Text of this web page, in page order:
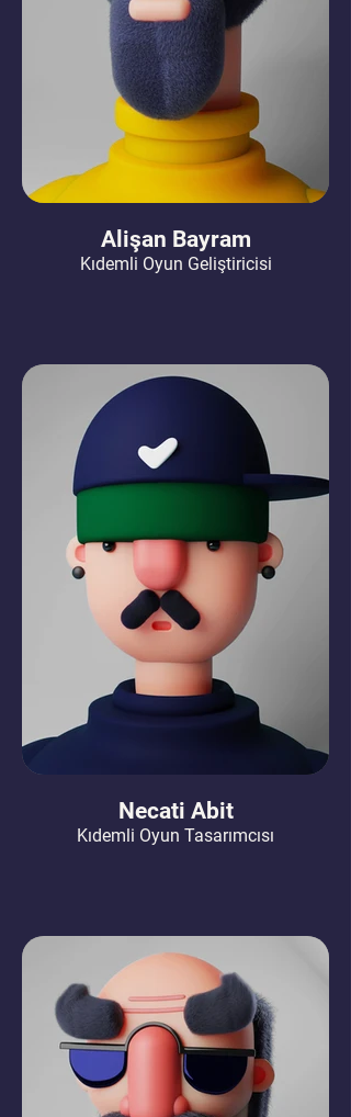
Alişan Bayram
Kıdemli Oyun Geliştiricisi
Necati Abit
Kıdemli Oyun Tasarımcısı